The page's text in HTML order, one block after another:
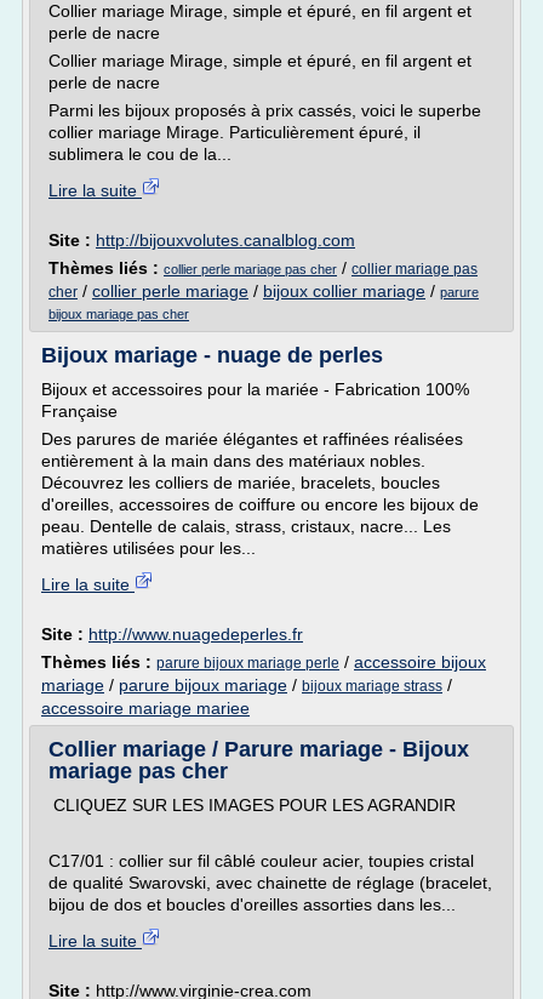
Collier mariage Mirage, simple et épuré, en fil argent et
perle de nacre
Collier mariage Mirage, simple et épuré, en fil argent et
perle de nacre
Parmi les bijoux proposés à prix cassés, voici le superbe
collier mariage Mirage. Particulièrement épuré, il
sublimera le cou de la...
Lire la suite
Site : http://bijouxvolutes.canalblog.com
Thèmes liés : collier perle mariage pas cher / collier mariage pas
cher / collier perle mariage / bijoux collier mariage / parure
bijoux mariage pas cher
Bijoux mariage - nuage de perles
Bijoux et accessoires pour la mariée - Fabrication 100%
Française
Des parures de mariée élégantes et raffinées réalisées
entièrement à la main dans des matériaux nobles.
Découvrez les colliers de mariée, bracelets, boucles
d'oreilles, accessoires de coiffure ou encore les bijoux de
peau. Dentelle de calais, strass, cristaux, nacre... Les
matières utilisées pour les...
Lire la suite
Site : http://www.nuagedeperles.fr
Thèmes liés : parure bijoux mariage perle / accessoire bijoux
mariage / parure bijoux mariage / bijoux mariage strass /
accessoire mariage mariee
Collier mariage / Parure mariage - Bijoux
mariage pas cher
CLIQUEZ SUR LES IMAGES POUR LES AGRANDIR
C17/01 : collier sur fil câblé couleur acier, toupies cristal
de qualité Swarovski, avec chainette de réglage (bracelet,
bijou de dos et boucles d'oreilles assorties dans les...
Lire la suite
Site : http://www.virginie-crea.com